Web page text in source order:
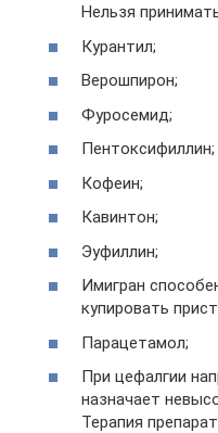
Нельзя
Курантил;
Верошпирон;
Фуросемид;
Пентоксифиллин;
Кофеин;
Кавинтон;
Эуфиллин;
Имигран
купировать
Парацетамол;
При цефалгии
назначает
Терапия